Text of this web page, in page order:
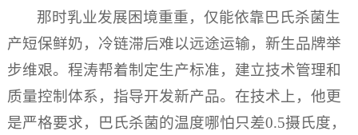
那时乳业发展困境重重，仅能依靠巴氏杀菌生
产短保鲜奶，冷链滞后难以远途运输，新生品牌举
步维艰。程涛帮着制定生产标准，建立技术管理和
质量控制体系，指导开发新产品。在技术上，他更
是严格要求，巴氏杀菌的温度哪怕只差0.5摄氏度，